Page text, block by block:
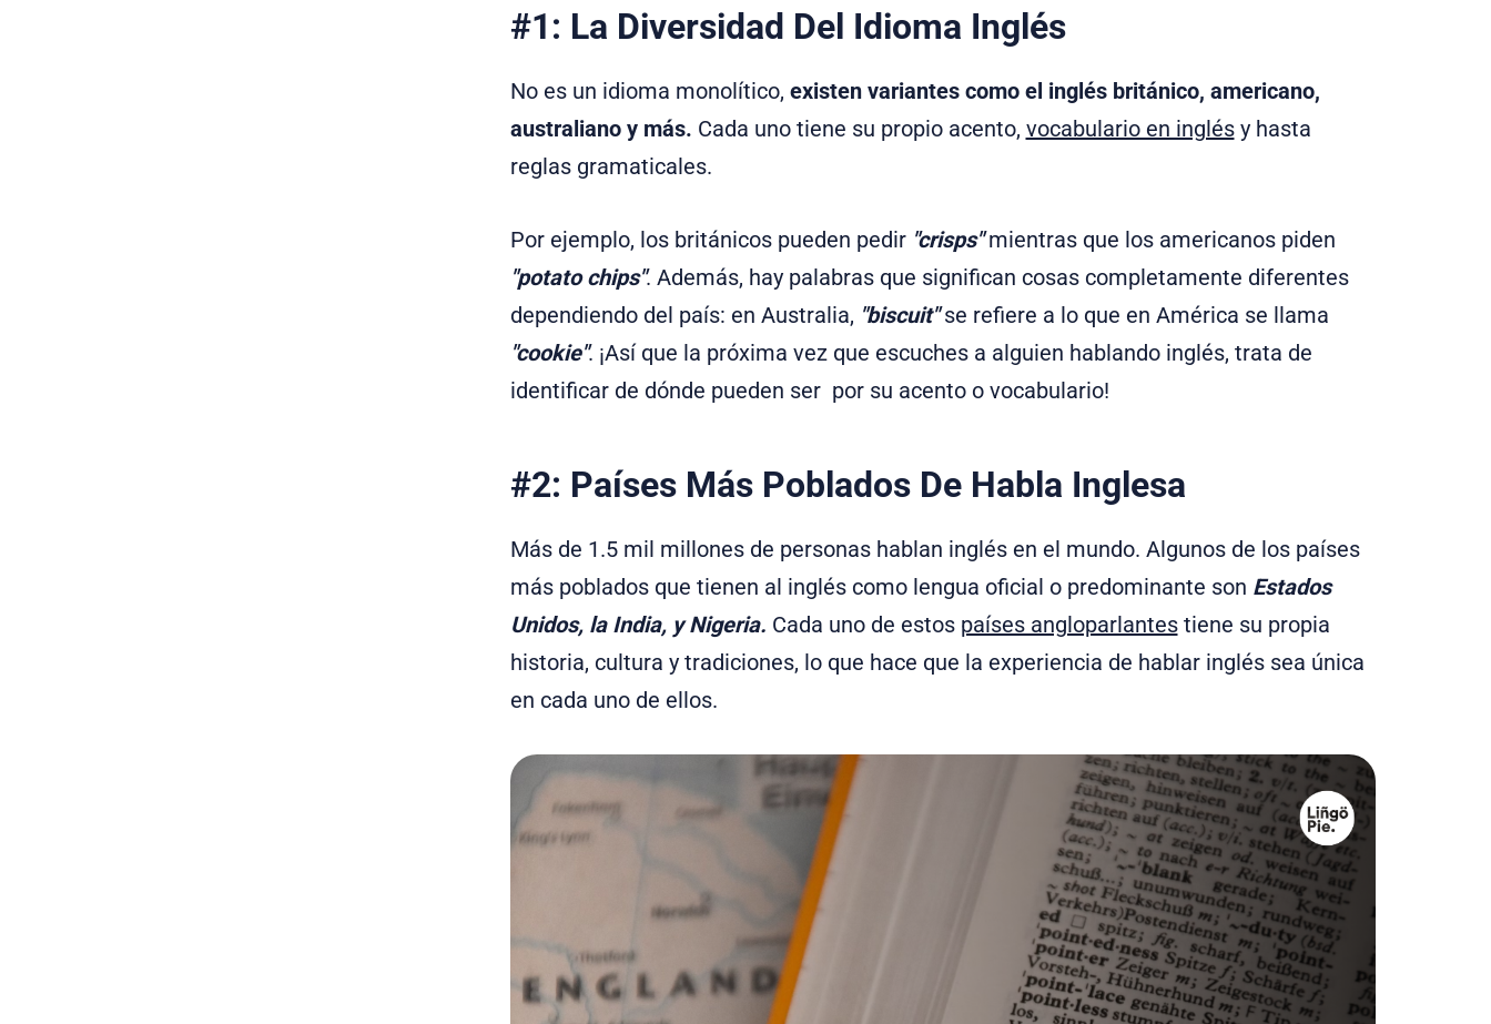
#1: La Diversidad Del Idioma Inglés
No es un idioma monolítico, existen variantes como el inglés británico, americano,
australiano y más. Cada uno tiene su propio acento, vocabulario en inglésy hasta
reglas gramaticales.
Por ejemplo, los británicos pueden pedir "crisps"mientras que los americanos piden
"potato chips". Además, hay palabras que significan cosas completamente diferentes
dependiendo del país: en Australia, "biscuit"se refiere a lo que en América se llama
"cookie". ¡Así que la próxima vez que escuches a alguien hablando inglés, trata de
identificar de dónde pueden ser por su acento o vocabulario!
#2: Países Más Poblados De Habla Inglesa
Más de 1.5 mil millones de personas hablan inglés en el mundo. Algunos de los países
más poblados que tienen al inglés como lengua oficial o predominante son Estados
Unidos, la India, y Nigeria. Cada uno de estos países angloparlantestiene su propia
historia, cultura y tradiciones, lo que hace que la experiencia de hablar inglés sea única
en cada uno de ellos.